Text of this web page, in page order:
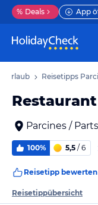
% Deals App
Urlaub Reisetipps
Parcines /
100% 5,5 / 6
Reisetipp bewerten
Reisetippübersicht